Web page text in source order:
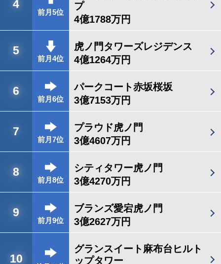
4
前月5位
プ
4億1788万円
5
前月4位
虎ノ門タワーズレジデンス
4億1264万円
6
前月6位
パークコート赤坂桜坂
3億7153万円
7
前月7位
プラウド虎ノ門
3億4607万円
8
前月8位
シティタワー虎ノ門
3億4270万円
9
前月9位
ブランズ愛宕虎ノ門
3億2627万円
10
グランスイート麻布台ヒルト
ップタワー